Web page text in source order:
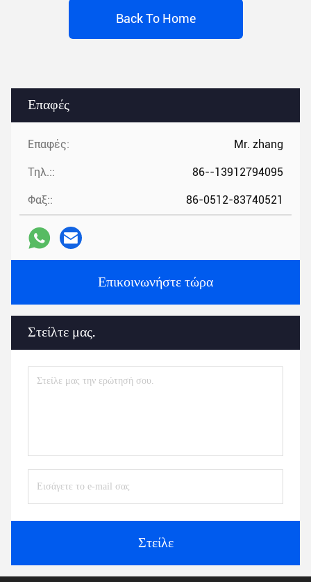
Επαφές
Επαφές: Mr. zhang
Τηλ.:: 86--13912794095
Φαξ:: 86-0512-83740521
Επικοινωνήστε τώρα
Στείλτε μας.
Στείλε
Back To Home